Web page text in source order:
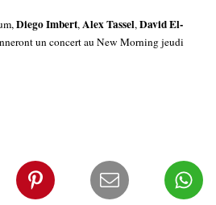
Diego Imbert,Alex Tassel,David El-
un concert au New Morning jeudi